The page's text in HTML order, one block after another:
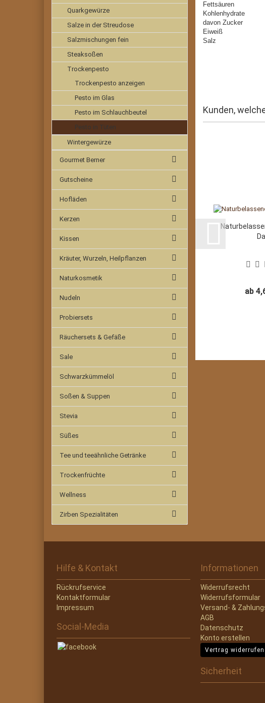
davon
Eiweiß
Salz
Kunden,
ab
Quarkgewürze
Salze in der Streudose
Salzmischungen fein
Steaksoßen
Trockenpesto
Trockenpesto anzeigen
Pesto im Glas
Pesto im Schlauchbeutel
Pesto in Tüten
Wintergewürze
Gourmet Berner
Gutscheine
Hofläden
Kerzen
Kissen
Kräuter, Wurzeln, Heilpflanzen
Naturkosmetik
Nudeln
Probiersets
Räuchersets & Gefäße
Sale
Schwarzkümmelöl
Soßen & Suppen
Stevia
Süßes
Tee und teeähnliche Getränke
Trockenfrüchte
Wellness
Zirben Spezialitäten
Hilfe & Kontakt
Rückrufservice
Kontaktformular
Impressum
Social-Media
Informationen
Widerrufsrecht
Widerrufsformular
Versand- &
AGB
Datenschutz
Konto erstellen
Vertrag widerrufen
Sicherheit